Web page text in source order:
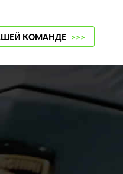
КОМАНДЕ >>>